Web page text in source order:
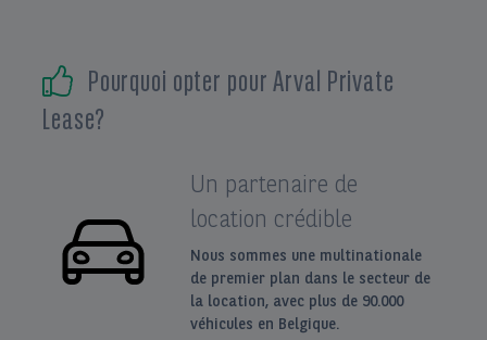
Pourquoi opter pour Arval Private
Lease?
Un partenaire de
location crédible
Nous sommes une multinationale
de premier plan dans le secteur de
la location, avec plus de 90.000
véhicules en Belgique.